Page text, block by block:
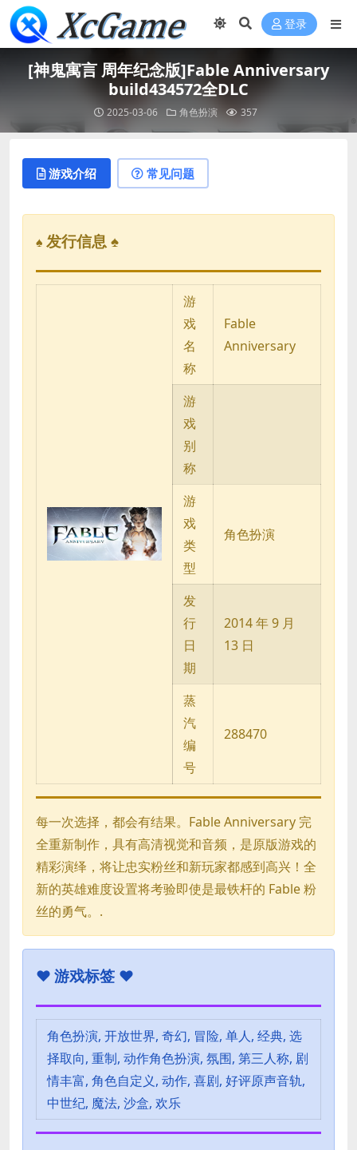
登录
[神鬼寓言 周年纪念版]Fable Anniversary
build434572全DLC
2025-03-06 角色扮演 357
游戏介绍 常见问题
♠ 发行信息 ♠
游
戏
名
称
Fable
Anniversary
游
戏
别
称
游
戏
类
型
角色扮演
发
行
日
期
2014 年 9 月
13 日
蒸
汽
编
号
288470
每一次选择，都会有结果。Fable Anniversary 完
全重新制作，具有高清视觉和音频，是原版游戏的
精彩演绎，将让忠实粉丝和新玩家都感到高兴！全
新的英雄难度设置将考验即使是最铁杆的 Fable 粉
丝的勇气。.
♥ 游戏标签 ♥
角色扮演, 开放世界, 奇幻, 冒险, 单人, 经典, 选
择取向, 重制, 动作角色扮演, 氛围, 第三人称, 剧
情丰富, 角色自定义, 动作, 喜剧, 好评原声音轨,
中世纪, 魔法, 沙盒, 欢乐